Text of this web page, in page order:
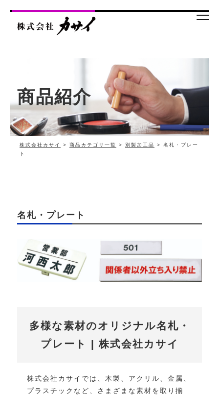
商品紹介
株式会社カサイ > 商品カテゴリ一覧 > 別製加工品
> 名札・プレー
ト
名札・プレート
多様な素材のオリジナル名札・
プレート | 株式会社カサイ
株式会社カサイでは、木製、アクリル、金属、
プラスチックなど、さまざまな素材を取り揃